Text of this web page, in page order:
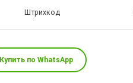
Штрихкод
Купить по WhatsApp